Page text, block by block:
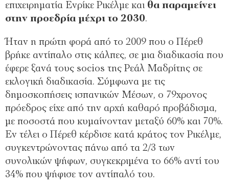
επιχειρηματία Ενρίκε Ρικέλμε και θα παραμείνει
στην προεδρία μέχρι το 2030.
Ήταν η πρώτη φορά από το 2009 που ο Πέρεθ
βρήκε αντίπαλο στις κάλπες, σε μια διαδικασία που
έφερε ξανά τους socios της Ρεάλ Μαδρίτης σε
εκλογική διαδικασία. Σύμφωνα με τις
δημοσκοπήσεις ισπανικών Μέσων, ο 79χρονος
πρόεδρος είχε από την αρχή καθαρό προβάδισμα,
με ποσοστά που κυμαίνονταν μεταξύ 60% και 70%.
Εν τέλει ο Πέρεθ κέρδισε κατά κράτος τον Ρικέλμε,
συγκεντρώνοντας πάνω από τα 2/3 των
συνολικών ψήφων, συγκεκριμένα το 66% αντί του
34% που ψήφισε τον αντίπαλό του.